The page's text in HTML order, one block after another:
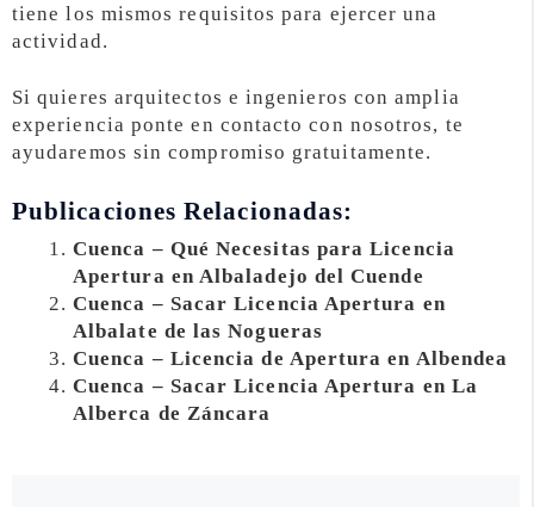
tiene los mismos requisitos para ejercer una
actividad.
Si quieres arquitectos e ingenieros con amplia
experiencia ponte en contacto con nosotros, te
ayudaremos sin compromiso gratuitamente.
Publicaciones Relacionadas:
Cuenca – Qué Necesitas para Licencia
Apertura en Albaladejo del Cuende
Cuenca – Sacar Licencia Apertura en
Albalate de las Nogueras
Cuenca – Licencia de Apertura en Albendea
Cuenca – Sacar Licencia Apertura en La
Alberca de Záncara